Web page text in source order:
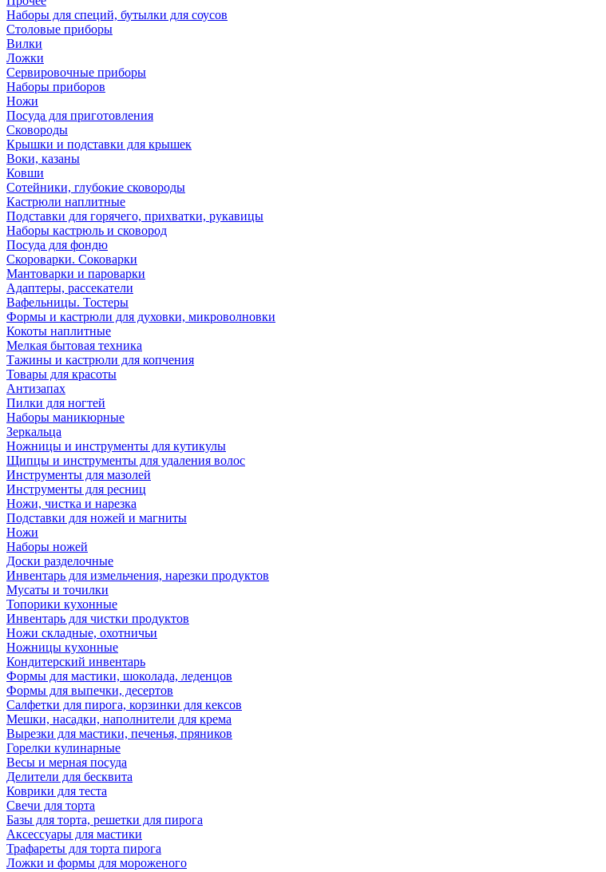
Наборы для специй, бутылки для соусов
Столовые приборы
Вилки
Ложки
Сервировочные приборы
Наборы приборов
Ножи
Посуда для приготовления
Сковороды
Крышки и подставки для крышек
Воки, казаны
Ковши
Сотейники, глубокие сковороды
Кастрюли наплитные
Подставки для горячего, прихватки, рукавицы
Наборы кастрюль и сковород
Посуда для фондю
Скороварки. Соковарки
Мантоварки и пароварки
Адаптеры, рассекатели
Вафельницы. Тостеры
Формы и кастрюли для духовки, микроволновки
Кокоты наплитные
Мелкая бытовая техника
Тажины и кастрюли для копчения
Товары для красоты
Антизапах
Пилки для ногтей
Наборы маникюрные
Зеркальца
Ножницы и инструменты для кутикулы
Щипцы и инструменты для удаления волос
Инструменты для мазолей
Инструменты для ресниц
Ножи, чистка и нарезка
Подставки для ножей и магниты
Ножи
Наборы ножей
Доски разделочные
Инвентарь для измельчения, нарезки продуктов
Мусаты и точилки
Топорики кухонные
Инвентарь для чистки продуктов
Ножи складные, охотничьи
Ножницы кухонные
Кондитерский инвентарь
Формы для мастики, шоколада, леденцов
Формы для выпечки, десертов
Салфетки для пирога, корзинки для кексов
Мешки, насадки, наполнители для крема
Вырезки для мастики, печенья, пряников
Горелки кулинарные
Весы и мерная посуда
Делители для бесквита
Коврики для теста
Свечи для торта
Базы для торта, решетки для пирога
Аксессуары для мастики
Трафареты для торта пирога
Ложки и формы для мороженого